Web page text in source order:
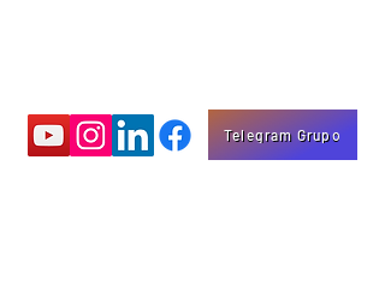
Telegram Grupo